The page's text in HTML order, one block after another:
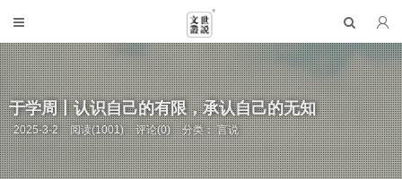
于学周丨认识自己的有限，承认自己的无知
2025-3-2 阅读(1001) 评论(0) 分类：言说